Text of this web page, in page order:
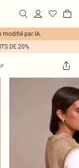
modifié par IA.
DE 20%